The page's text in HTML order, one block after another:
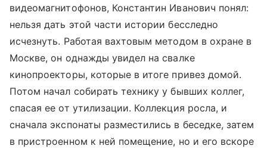
видеомагнитофонов, Константин Иванович понял:
нельзя дать этой части истории бесследно
исчезнуть. Работая вахтовым методом в охране в
Москве, он однажды увидел на свалке
кинопроекторы, которые в итоге привез домой.
Потом начал собирать технику у бывших коллег,
спасая ее от утилизации. Коллекция росла, и
сначала экспонаты разместились в беседке, затем
в пристроенном к ней помещение, но и его вскоре